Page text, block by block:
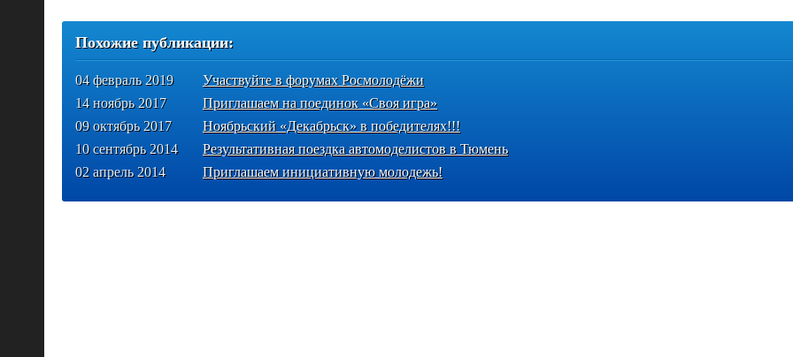
Похожие публикации:
04 февраль 2019
Участвуйте в форумах Росмолодёжи
14 ноябрь 2017
Приглашаем на поединок «Своя игра»
09 октябрь 2017
Ноябрьский «Декабрьск» в победителях!!!
10 сентябрь 2014
Результативная поездка автомоделистов в Тюмень
02 апрель 2014
Приглашаем инициативную молодежь!